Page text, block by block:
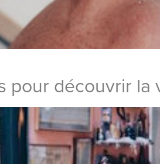
pour découvrir